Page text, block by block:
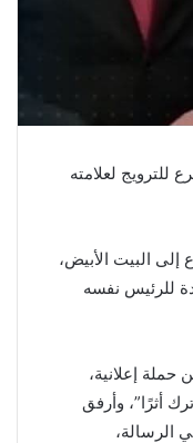
للترويج لعلامته
إلى البيت الأبيض،
للرئيس نفسه
إعلانية،
أثرًا”، وأرفق
الرسالة،